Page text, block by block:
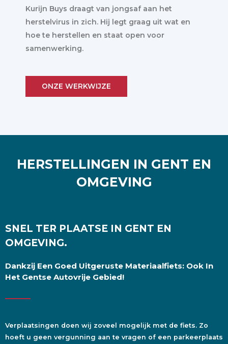
Kurijn Buys draagt van jongsaf aan het
herstelvirus in zich. Hij legt graag uit wat en
hoe te herstellen en staat open voor
samenwerking.
ONZE WERKWIJZE
HERSTELLINGEN IN GENT EN
OMGEVING
SNEL TER PLAATSE IN GENT EN
OMGEVING.
Dankzij Een Goed Uitgeruste Materiaalfiets: Ook In
Het Gentse Autovrije Gebied!
Verplaatsingen doen wij zoveel mogelijk met de fiets. Zo
hoeft u geen vergunning aan te vragen of een parkeerplaats